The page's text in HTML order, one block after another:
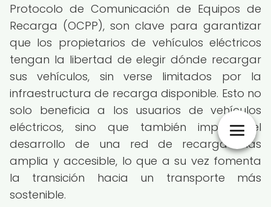
Protocolo de Comunicación de Equipos de
Recarga (OCPP), son clave para garantizar
que los propietarios de vehículos eléctricos
tengan la libertad de elegir dónde recargar
sus vehículos, sin verse limitados por la
infraestructura de recarga disponible. Esto no
solo beneficia a los usuarios de vehículos
eléctricos, sino que también impulsa el
desarrollo de una red de recarga más
amplia y accesible, lo que a su vez fomenta
la transición hacia un transporte más
sostenible.